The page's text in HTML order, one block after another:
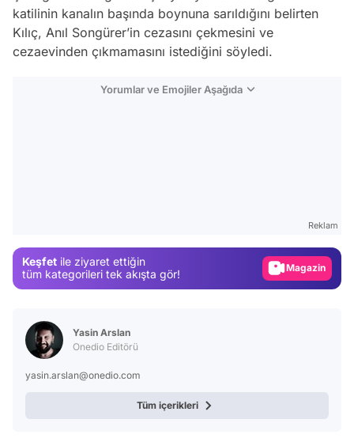
katilinin kanalın başında boynuna sarıldığını belirten
Kılıç, Anıl Songürer’in cezasını çekmesini ve
cezaevinden çıkmamasını istediğini söyledi.
Yorumlar ve Emojiler Aşağıda
Reklam
Keşfet ile ziyaret ettiğin
tüm kategorileri tek akışta gör!
Video
Yasin Arslan
Onedio Editörü
yasin.arslan@onedio.com
Tüm içerikleri